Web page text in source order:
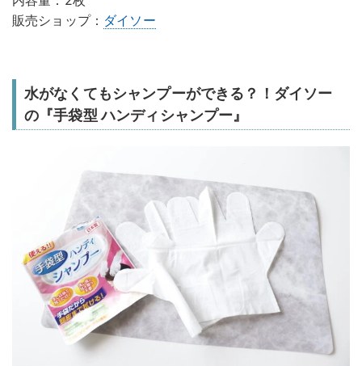
販売ショップ： ダイソー
水がなくてもシャンプーができる？！ダイソー
の『手袋型 ハンディシャンプー』